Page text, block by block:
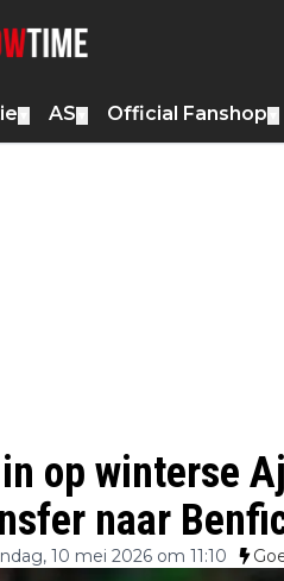
AS Official Fanshop
op winterse
naar
10 mei 2026 om 11:10